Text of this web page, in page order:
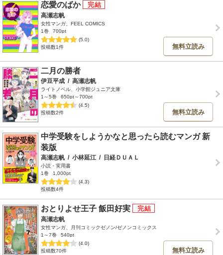
恋愛のばか
高瀬志帆
女性マンガ、FEEL COMICS
1巻
700pt
(5.0)
投稿数1件
無料立読み
二月の勝者
伊豆平成 / 高瀬志帆
ライトノベル、小学館ジュニア文庫
1～5巻
650pt～700pt
(4.5)
投稿数2件
無料立読み
中学受験をしようかなと思ったら読むマンガ 新
装版
高瀬志帆 / 小林延江 / 日経ＤＵＡＬ
小説・実用書
1巻
1,000pt
(4.3)
投稿数4件
おとりよせ王子 飯田好実
高瀬志帆
女性マンガ、月刊コミックゼノン/ゼノンコミックス
1～7巻
540pt
(4.0)
投稿数70件
無料立読み